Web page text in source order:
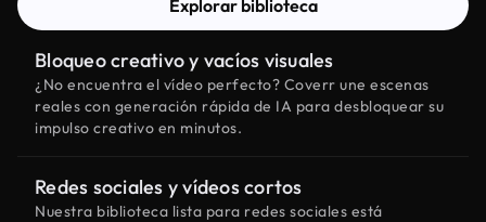
Explorar biblioteca
Bloqueo creativo y vacíos visuales
¿No encuentra el vídeo perfecto? Coverr une escenas
reales con generación rápida de IA para desbloquear su
impulso creativo en minutos.
Redes sociales y vídeos cortos
Nuestra biblioteca lista para redes sociales está